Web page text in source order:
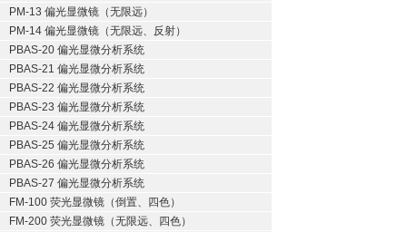
PM-13 偏光显微镜（无限远）
PM-14 偏光显微镜（无限远、反射）
PBAS-20 偏光显微分析系统
PBAS-21 偏光显微分析系统
PBAS-22 偏光显微分析系统
PBAS-23 偏光显微分析系统
PBAS-24 偏光显微分析系统
PBAS-25 偏光显微分析系统
PBAS-26 偏光显微分析系统
PBAS-27 偏光显微分析系统
FM-100 荧光显微镜（倒置、四色）
FM-200 荧光显微镜（无限远、四色）